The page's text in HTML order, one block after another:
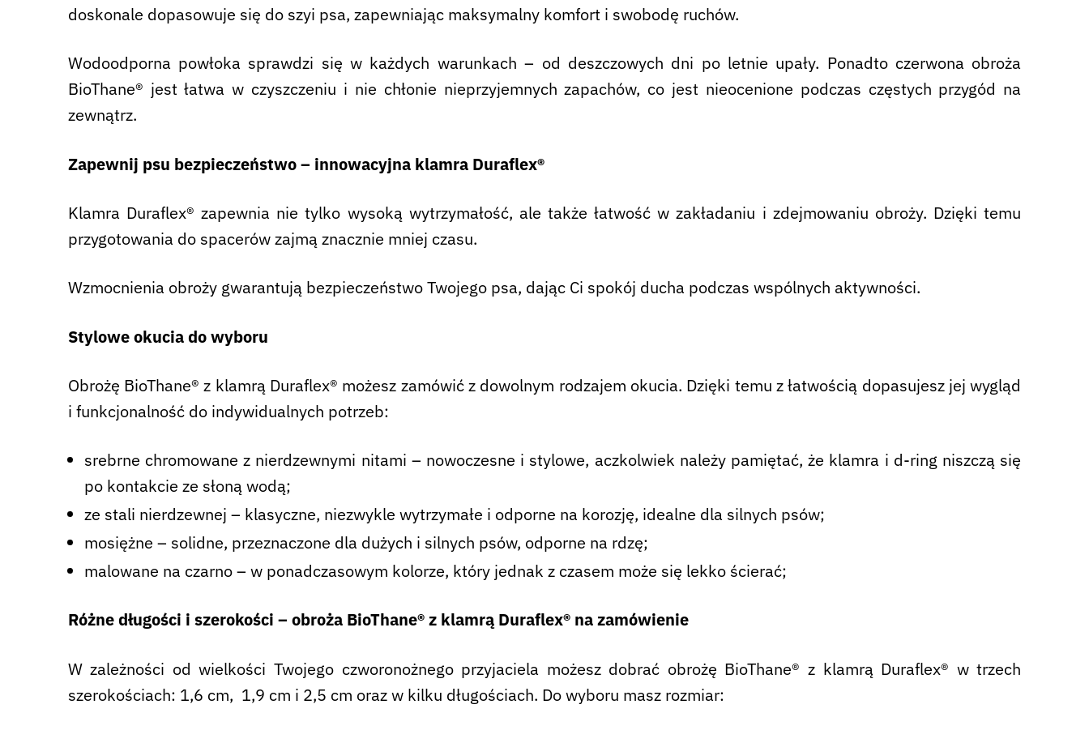
doskonale dopasowuje się do szyi psa, zapewniając maksymalny komfort i swobodę ruchów.
Wodoodporna powłoka sprawdzi się w każdych warunkach – od deszczowych dni po letnie upały. Ponadto czerwona obroża
BioThane® jest łatwa w czyszczeniu i nie chłonie nieprzyjemnych zapachów, co jest nieocenione podczas częstych przygód na
zewnątrz.
Zapewnij psu bezpieczeństwo – innowacyjna klamra Duraflex®
Klamra Duraflex® zapewnia nie tylko wysoką wytrzymałość, ale także łatwość w zakładaniu i zdejmowaniu obroży. Dzięki temu
przygotowania do spacerów zajmą znacznie mniej czasu.
Wzmocnienia obroży gwarantują bezpieczeństwo Twojego psa, dając Ci spokój ducha podczas wspólnych aktywności.
Stylowe okucia do wyboru
Obrożę BioThane® z klamrą Duraflex® możesz zamówić z dowolnym rodzajem okucia. Dzięki temu z łatwością dopasujesz jej wygląd
i funkcjonalność do indywidualnych potrzeb:
srebrne chromowane z nierdzewnymi nitami – nowoczesne i stylowe, aczkolwiek należy pamiętać, że klamra i d-ring niszczą się
po kontakcie ze słoną wodą;
ze stali nierdzewnej – klasyczne, niezwykle wytrzymałe i odporne na korozję, idealne dla silnych psów;
mosiężne – solidne, przeznaczone dla dużych i silnych psów, odporne na rdzę;
malowane na czarno – w ponadczasowym kolorze, który jednak z czasem może się lekko ścierać;
Różne długości i szerokości – obroża BioThane® z klamrą Duraflex® na zamówienie
W zależności od wielkości Twojego czworonożnego przyjaciela możesz dobrać obrożę BioThane® z klamrą Duraflex® w trzech
szerokościach: 1,6 cm, 1,9 cm i 2,5 cm oraz w kilku długościach. Do wyboru masz rozmiar: